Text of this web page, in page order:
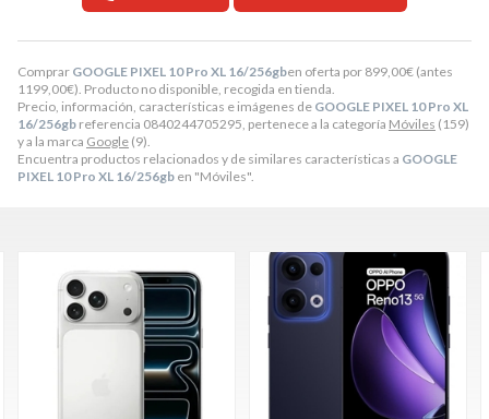
Comprar GOOGLE PIXEL 10 Pro XL 16/256gben oferta por 899,00€ (antes
1199,00€). Producto no disponible, recogida en tienda.
Precio, información, características e imágenes de GOOGLE PIXEL 10 Pro XL
16/256gb referencia 0840244705295, pertenece a la categoría Móviles (159)
y a la marca Google (9).
Encuentra productos relacionados y de similares características a GOOGLE
PIXEL 10 Pro XL 16/256gb en "Móviles".